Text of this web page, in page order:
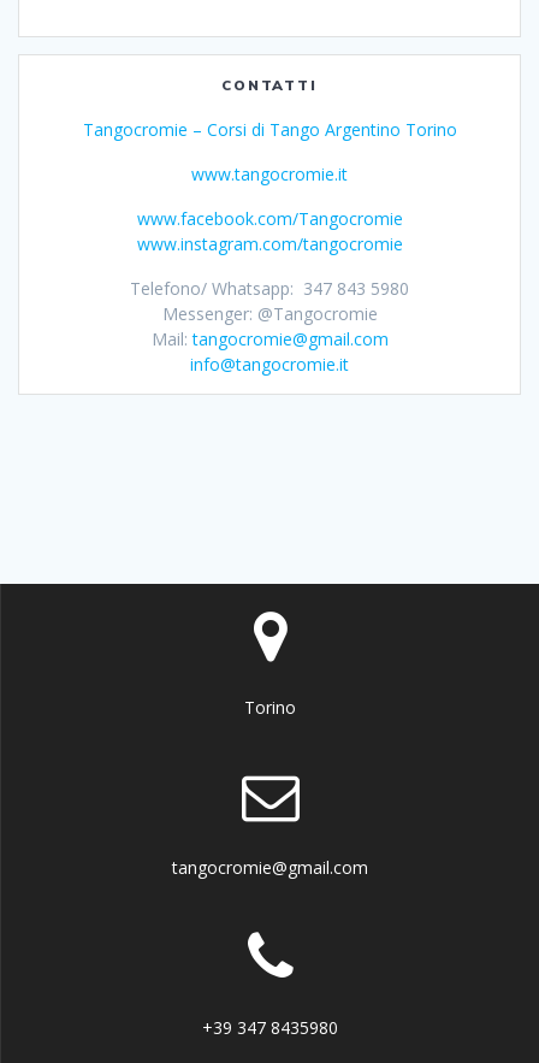
CONTATTI
Tangocromie – Corsi di Tango Argentino Torino
www.tangocromie.it
www.facebook.com/Tangocromie
www.instagram.com/tangocromie
Telefono/ Whatsapp: 347 843 5980
Messenger: @Tangocromie
Mail:tangocromie@gmail.com
info@tangocromie.it
Torino
tangocromie@gmail.com
+39 347 8435980